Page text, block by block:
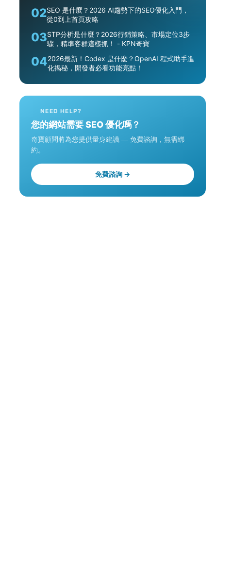
02SEO 是什麼？2026 AI趨勢下的SEO優化入門，
從0到上首頁攻略
03STP分析是什麼？2026行銷策略、市場定位3步
驟，精準客群這樣抓！ - KPN奇寶
042026最新！Codex 是什麼？OpenAI 程式助手進
化揭秘，開發者必看功能亮點！
NEED HELP?
您的網站需要 SEO 優化嗎？
奇寶顧問將為您提供量身建議 — 免費諮詢，無需綁
約。
免費諮詢 →